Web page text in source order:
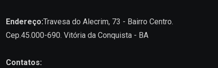
Endereço:Travesa do Alecrim, 73 - Bairro Centro.
Cep.45.000-690. Vitória da Conquista - BA
Contatos: